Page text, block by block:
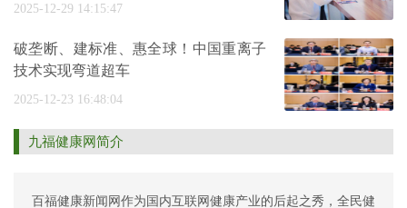
2025-12-29 14:15:47
破垄断、建标准、惠全球！中国重离子
技术实现弯道超车
2025-12-23 16:48:04
九福健康网简介
百福健康新闻网作为国内互联网健康产业的后起之秀，全民健